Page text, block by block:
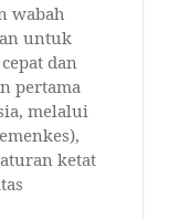
wabah
untuk
dan
pertama
melalui
ketat